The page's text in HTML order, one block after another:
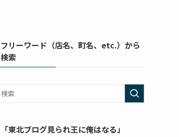
フリーワード（店名、町名、etc.）から
検索
「東北ブログ見られ王に俺はなる」